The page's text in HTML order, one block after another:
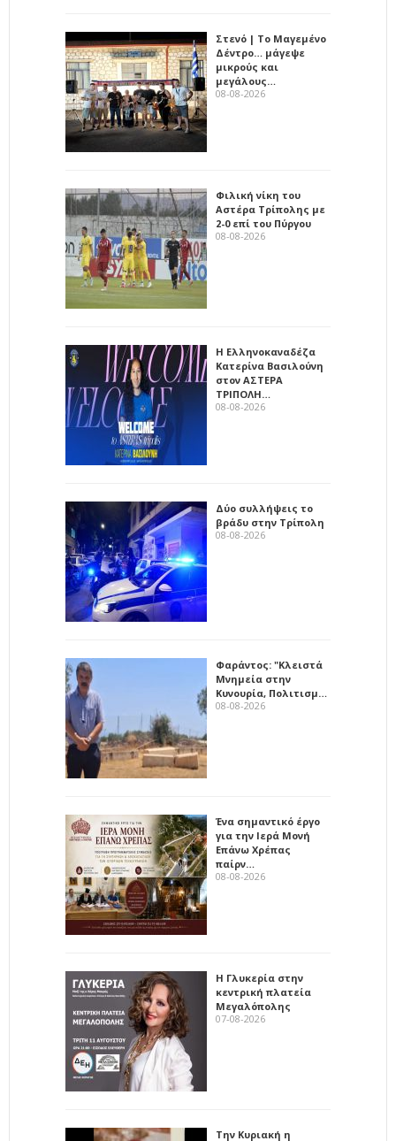
Στενό | Το Μαγεμένο
Δέντρο… μάγεψε
μικρούς και
μεγάλους…
08-08-2026
Φιλική νίκη του
Αστέρα Τρίπολης με
2-0 επί του Πύργου
08-08-2026
Η Ελληνοκαναδέζα
Κατερίνα Βασιλούνη
στον ΑΣΤΕΡΑ
ΤΡΙΠΟΛΗ…
08-08-2026
Δύο συλλήψεις το
βράδυ στην Τρίπολη
08-08-2026
Φαράντος: "Κλειστά
Μνημεία στην
Κυνουρία, Πολιτισμ…
08-08-2026
Ένα σημαντικό έργο
για την Ιερά Μονή
Επάνω Χρέπας
παίρν…
08-08-2026
Η Γλυκερία στην
κεντρική πλατεία
Μεγαλόπολης
07-08-2026
Την Κυριακή η